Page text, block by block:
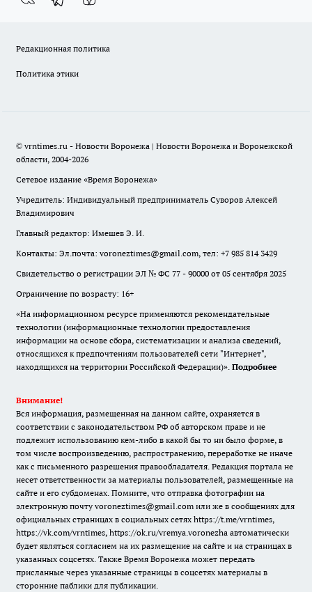
Редакционная политика
Политика этики
© vrntimes.ru - Новости Воронежа | Новости Воронежа и Воронежской
области, 2004-2026
Сетевое издание «Время Воронежа»
Учредитель: Индивидуальный предприниматель Суворов Алексей
Владимирович
Главный редактор: Имешев Э. И.
Контакты: Эл.почта: voroneztimes@gmail.com, тел: +7 985 814 3429
Свидетельство о регистрации ЭЛ № ФС 77 - 90000 от 05 сентября 2025
Ограничение по возрасту: 16+
«На информационном ресурсе применяются рекомендательные
технологии (информационные технологии предоставления
информации на основе сбора, систематизации и анализа сведений,
относящихся к предпочтениям пользователей сети "Интернет",
находящихся на территории Российской Федерации)». Подробнее
Внимание!
Вся информация, размещенная на данном сайте, охраняется в
соответствии с законодательством РФ об авторском праве и не
подлежит использованию кем-либо в какой бы то ни было форме, в
том числе воспроизведению, распространению, переработке не иначе
как с письменного разрешения правообладателя. Редакция портала не
несет ответственности за материалы пользователей, размещенные на
сайте и его субдоменах. Помните, что отправка фотографии на
электронную почту voroneztimes@gmail.com или же в сообщениях для
официальных страницах в социальных сетях https://t.me/vrntimes,
https://vk.com/vrntimes, https://ok.ru/vremya.voronezha автоматически
будет являться согласием на их размещение на сайте и на страницах в
указанных соцсетях. Также Время Воронежа может передать
присланные через указанные страницы в соцсетях материалы в
сторонние паблики для публикации.